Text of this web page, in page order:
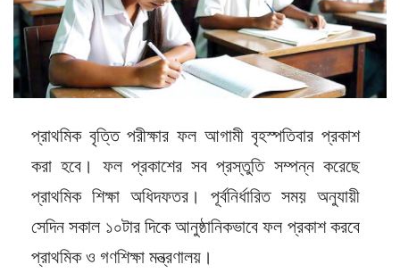
প্রাথমিক বৃত্তি পরীক্ষার ফল আগামী বৃহস্পতিবার প্রকাশ
করা হবে। ফল প্রকাশের সব প্রস্তুতি সম্পন্ন করেছে
প্রাথমিক শিক্ষা অধিদফতর। পূর্বনির্ধারিত সময় অনুযায়ী
সেদিন সকাল ১০টার দিকে আনুষ্ঠানিকভাবে ফল প্রকাশ করবে
প্রাথমিক ও গণশিক্ষা মন্ত্রণালয়।